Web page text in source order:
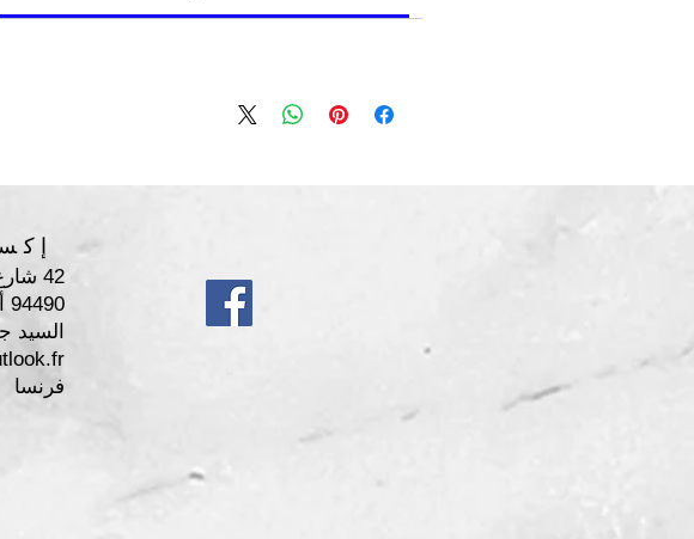
42 شارع موريس أوبيرتين
94490 أورميسون سور مارن
السيد
فرنسا